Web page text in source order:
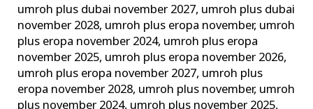
umroh plus dubai november 2027, umroh plus dubai
november 2028, umroh plus eropa november, umroh
plus eropa november 2024, umroh plus eropa
november 2025, umroh plus eropa november 2026,
umroh plus eropa november 2027, umroh plus
eropa november 2028, umroh plus november, umroh